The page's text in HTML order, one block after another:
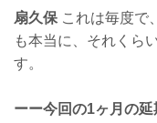
扇久保 これは毎度で
も本当に、それくら
す。
ーー今回の1ヶ月の